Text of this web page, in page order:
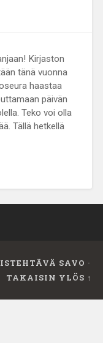
Kirjaston
tänä vuonna
haastaa
päivän
Teko voi olla
Tällä hetkellä
SAVO ·
TAKAISIN YLÖS ↑